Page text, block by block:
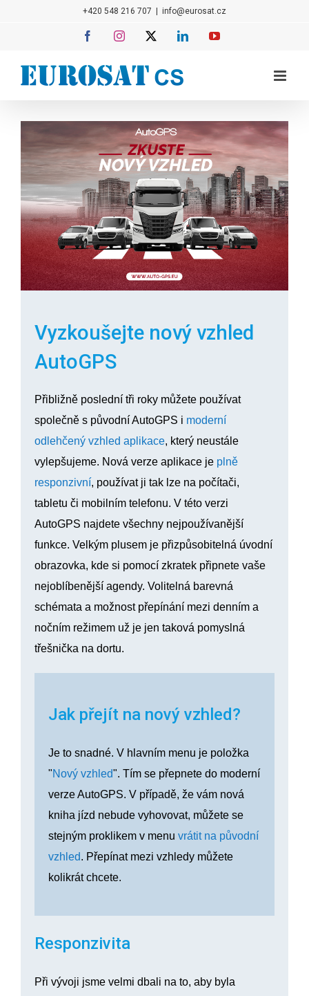
+420 548 216 707 info@eurosat.cz
FacebookInstagram LinkedInYouTube
Vyzkoušejte nový vzhled
AutoGPS
Přibližně poslední tři roky můžete používat
společně s původní AutoGPS i moderní
odlehčený vzhled aplikace, který neustále
vylepšujeme. Nová verze aplikace je plně
responzivní, používat ji tak lze na počítači,
tabletu či mobilním telefonu. V této verzi
AutoGPS najdete všechny nejpoužívanější
funkce. Velkým plusem je přizpůsobitelná úvodní
obrazovka, kde si pomocí zkratek připnete vaše
nejoblíbenější agendy. Volitelná barevná
schémata a možnost přepínání mezi denním a
nočním režimem už je jen taková pomyslná
třešnička na dortu.
Jak přejít na nový vzhled?
Je to snadné. V hlavním menu je položka
"Nový vzhled". Tím se přepnete do moderní
verze AutoGPS. V případě, že vám nová
kniha jízd nebude vyhovovat, můžete se
stejným proklikem v menu vrátit na původní
vzhled. Přepínat mezi vzhledy můžete
kolikrát chcete.
Responzivita
Při vývoji jsme velmi dbali na to, aby byla